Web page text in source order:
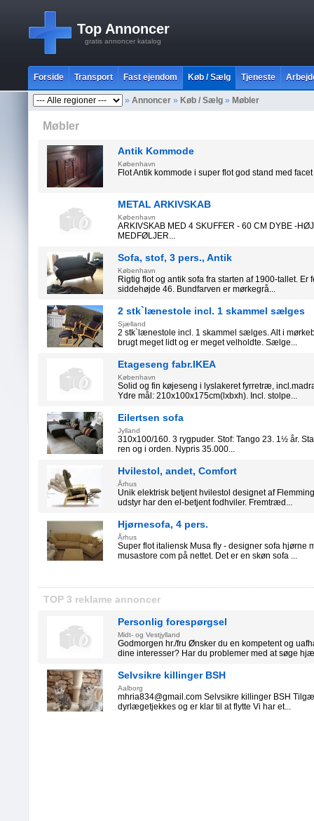
Top Annoncer
gratis annoncer katalog
Forside Transport Fast ejendom Køb / Sælg Tjeneste
» Annoncer » Køb / Sælg » Møbler
Møbler
Antik Kommode
København
Flot Antik kommode i super flot god stand med
METAL ARKIVSKAB
København
ARKIVSKAB MED 4 SKUFFER - 60 CM DYBE -
MEDFØLJER...
Sofa, stof, 3 pers., Antik
København
Rigtig flot og antik sofa fra starten af 1900-tallet.
siddehøjde 46. Bundfarven er mørkegrå...
2 stk`lænestole incl. 1 skammel sælges
Sjælland
2 stk`lænestole incl. 1 skammel sælges. Alt i
brugt meget lidt og er meget velholdte. Sælge...
Etageseng fabr.IKEA
København
Solid og fin køjeseng i lyslakeret fyrretræ,
Ydre mål: 210x100x175cm(lxbxh). Incl. stolpe...
Eilertsen sofa
Jylland
310x100/160. 3 rygpuder. Stof: Tango 23. 1½ år.
ren og i orden. Nypris 35.000...
Hvilestol, andet, Comfort
Århus
Unik elektrisk betjent hvilestol designet af
udstyr har den el-betjent fodhviler. Fremtræd...
Hjørnesofa, 4 pers.
Århus
Super flot italiensk Musa fly - designer sofa hjørne
musastore com på nettet. Det er en skøn sofa ...
TOP 3 reklame annoncer
Personlig forespørgsel
Midt- og Vestjylland
Godmorgen hr./fru Ønsker du en kompetent og
dine interesser? Har du problemer med at søge
Selvsikre killinger BSH
Aalborg
mhria834@gmail.com Selvsikre killinger BSH
dyrlægetjekkes og er klar til at flytte Vi har et...